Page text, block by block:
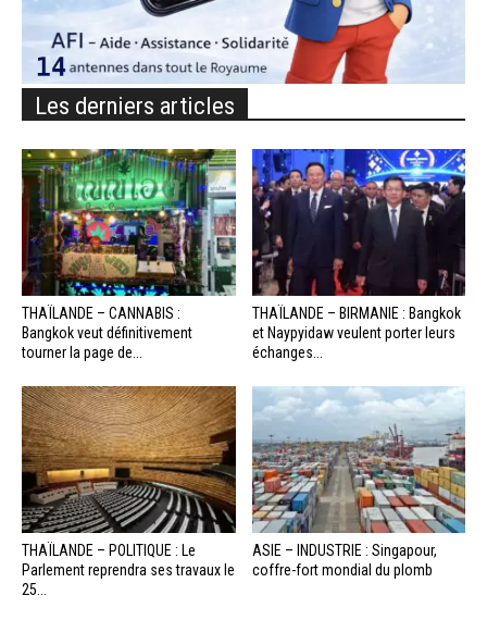
Les derniers articles
THAÏLANDE – CANNABIS :
Bangkok veut définitivement
tourner la page de...
THAÏLANDE – BIRMANIE : Bangkok
et Naypyidaw veulent porter leurs
échanges...
THAÏLANDE – POLITIQUE : Le
Parlement reprendra ses travaux le
25...
ASIE – INDUSTRIE : Singapour,
coffre-fort mondial du plomb